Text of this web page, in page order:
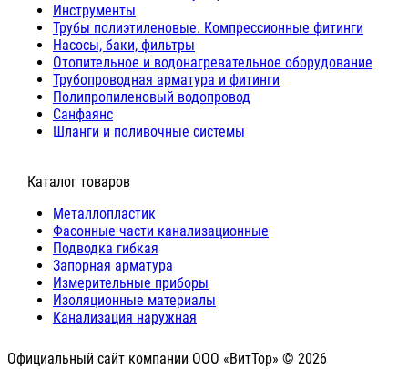
Инструменты
Трубы полиэтиленовые. Компрессионные фитинги
Насосы, баки, фильтры
Отопительное и водонагревательное оборудование
Трубопроводная арматура и фитинги
Полипропиленовый водопровод
Санфаянс
Шланги и поливочные системы
⠀Каталог товаров
Металлопластик
Фасонные части канализационные
Подводка гибкая
Запорная арматура
Измерительные приборы
Изоляционные материалы
Канализация наружная
Официальный сайт компании ООО «ВитТор» © 2026